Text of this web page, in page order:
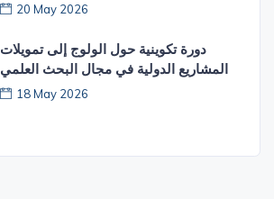
20 May 2026
دورة تكوينية حول الولوج إلى تمويلات
المشاريع الدولية في مجال البحث العلمي
18 May 2026